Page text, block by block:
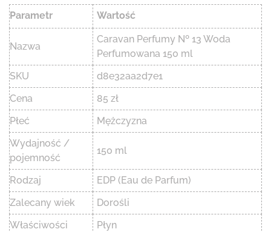
Parametr Wartość
Nazwa
Caravan Perfumy Nº 13 Woda
Perfumowana 150 ml
SKU
d8e32aa2d7e1
Cena
85 zł
Płeć
Mężczyzna
Wydajność /
pojemność
150 ml
Rodzaj
EDP (Eau de Parfum)
Zalecany wiek
Dorośli
Właściwości
Płyn